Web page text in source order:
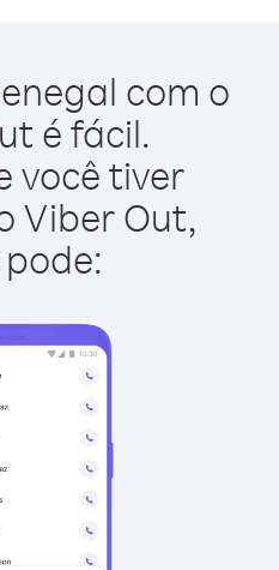
com o
é fácil.
você tiver
Viber Out,